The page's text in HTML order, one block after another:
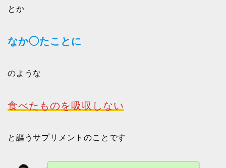
とか
なか◯たことに
のような
食べたものを吸収しない
と謳うサプリメントのことです